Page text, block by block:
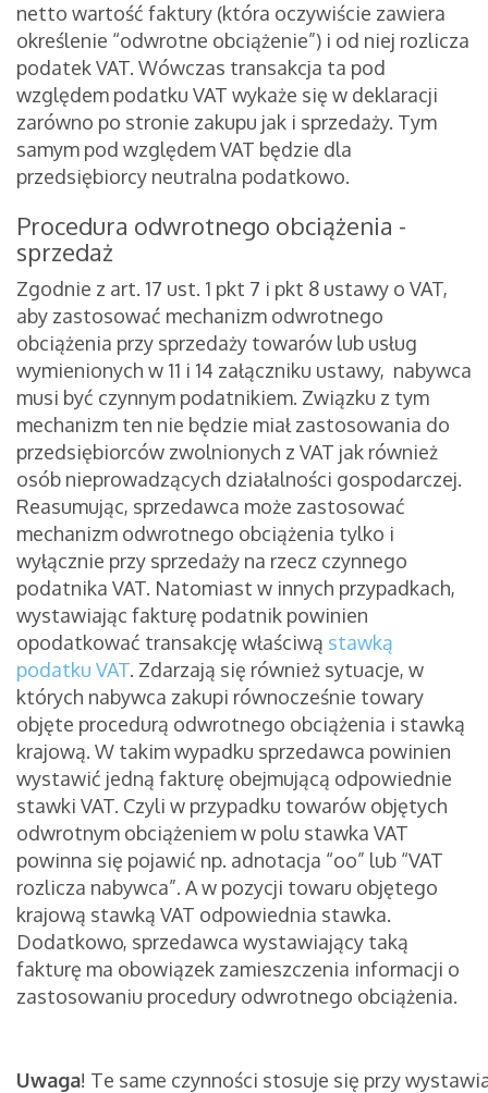
netto wartość faktury (która oczywiście zawiera
określenie “odwrotne obciążenie”) i od niej rozlicza
podatek VAT. Wówczas transakcja ta pod
względem podatku VAT wykaże się w deklaracji
zarówno po stronie zakupu jak i sprzedaży. Tym
samym pod względem VAT będzie dla
przedsiębiorcy neutralna podatkowo.
Procedura odwrotnego obciążenia -
sprzedaż
Zgodnie z art. 17 ust. 1 pkt 7 i pkt 8 ustawy o VAT,
aby zastosować mechanizm odwrotnego
obciążenia przy sprzedaży towarów lub usług
wymienionych w 11 i 14 załączniku ustawy, nabywca
musi być czynnym podatnikiem. Związku z tym
mechanizm ten nie będzie miał zastosowania do
przedsiębiorców zwolnionych z VAT jak również
osób nieprowadzących działalności gospodarczej.
Reasumując, sprzedawca może zastosować
mechanizm odwrotnego obciążenia tylko i
wyłącznie przy sprzedaży na rzecz czynnego
podatnika VAT. Natomiast w innych przypadkach,
wystawiając fakturę podatnik powinien
opodatkować transakcję właściwą stawką
podatku VAT. Zdarzają się również sytuacje, w
których nabywca zakupi równocześnie towary
objęte procedurą odwrotnego obciążenia i stawką
krajową. W takim wypadku sprzedawca powinien
wystawić jedną fakturę obejmującą odpowiednie
stawki VAT. Czyli w przypadku towarów objętych
odwrotnym obciążeniem w polu stawka VAT
powinna się pojawić np. adnotacja “oo” lub “VAT
rozlicza nabywca”. A w pozycji towaru objętego
krajową stawką VAT odpowiednia stawka.
Dodatkowo, sprzedawca wystawiający taką
fakturę ma obowiązek zamieszczenia informacji o
zastosowaniu procedury odwrotnego obciążenia.
Uwaga! Te same czynności stosuje się przy